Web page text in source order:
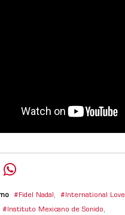
Fidel Nadal , International Love
Instituto Mexicano de Sonido,